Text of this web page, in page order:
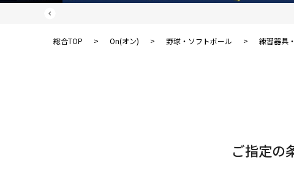
総合TOP > On(オン) > 野球・ソフトボール > 練習器具
ご指定の